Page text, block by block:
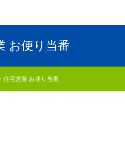
お便り当番
住宅営業 お便り当番